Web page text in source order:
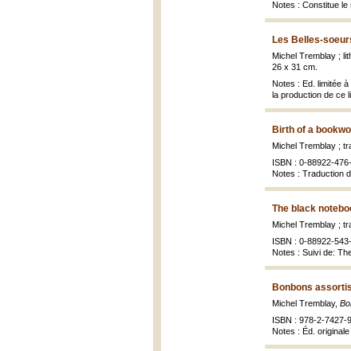
Notes : Constitue le
Les Belles-
Michel Tremblay ;
26 x 31 cm.
Notes : Ed. limitée
la production de ce
Birth of a
Michel Tremblay ;
ISBN : 0-88922-
Notes : Traduction
The black
Michel Tremblay ;
ISBN : 0-88922-
Notes : Suivi de:
Bonbons
Michel Tremblay,
ISBN : 978-2-7427-
Notes : Éd.